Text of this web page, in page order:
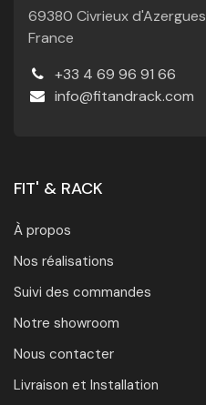
69380 Civrieux d'Azergues
France
+33 4 69 96 91 66
info@fitandrack.com
FIT' & RACK
À propos
Nos réalisations
Suivi des commandes
Notre showroom
Nous contacter
Livraison et Installation